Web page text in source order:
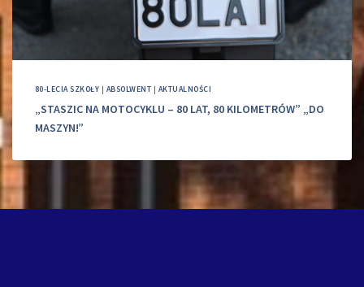
80-LECIA SZKOŁY | ABSOLWENT | AKTUALNOŚCI
„STASZIC NA MOTOCYKLU – 80 LAT, 80 KILOMETRÓW” „DO
MASZYN!”